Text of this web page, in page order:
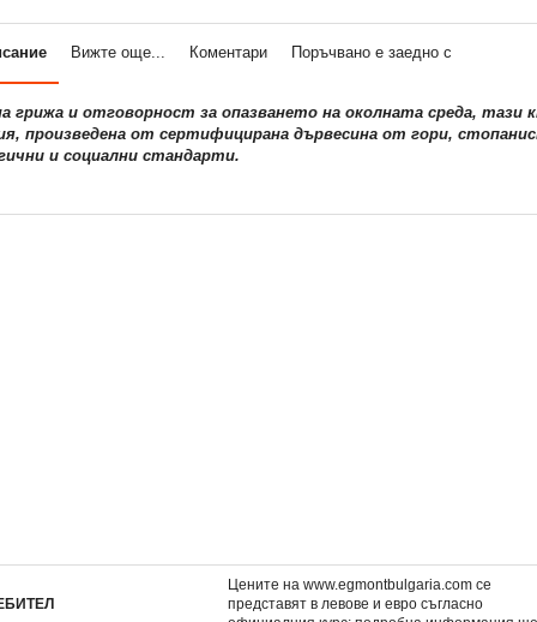
Вижте още... Коментари Поръчвано е заедно с
грижа и отговорност за опазването на околната среда, тази
произведена от сертифицирана дървесина от гори,
и социални стандарти.
Цените на www.egmontbulgaria.com се
представят в левове и евро съгласно